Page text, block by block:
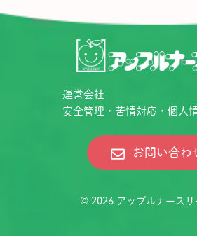
運営会社
安全管理・苦情対応・個人
お問い合わ
© 2026 アップルナース